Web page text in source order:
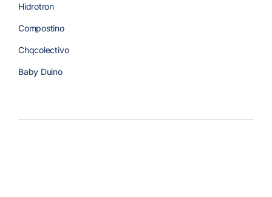
Hidrotron
Compostino
Chqcolectivo
Baby Duino